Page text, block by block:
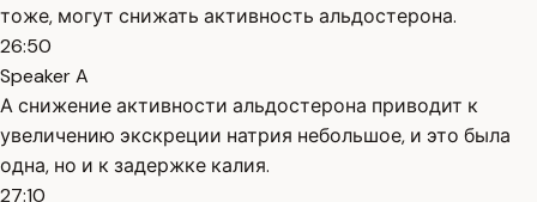
тоже, могут снижать активность альдостерона.
26:50
Speaker A
А снижение активности альдостерона приводит к
увеличению экскреции натрия небольшое, и это была
одна, но и к задержке калия.
27:10